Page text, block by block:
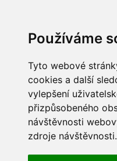
Používáme
Tyto webové
cookies a další
vylepšení
přizpůsobeného
návštěvnosti
zdroje návštěvnosti.